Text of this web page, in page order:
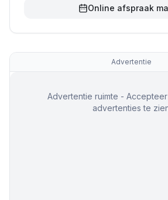
Online afspraak
Advertentie
Advertentie ruimte -
advertenties te